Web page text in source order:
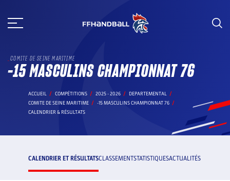
au
COMITE DE SEINE MARITIME
-15 MASCULINS CHAMPIONNAT 76
ACCUEIL COMPÉTITIONS 2025 - 2026
DEPARTEMENTAL
COMITE DE SEINE MARITIME
-15 MASCULINS CHAMPIONNAT 76
CALENDRIER & RÉSULTATS
CALENDRIER ET RÉSULTATSCLASSEMENTSTATISTIQUESACTUALITÉS